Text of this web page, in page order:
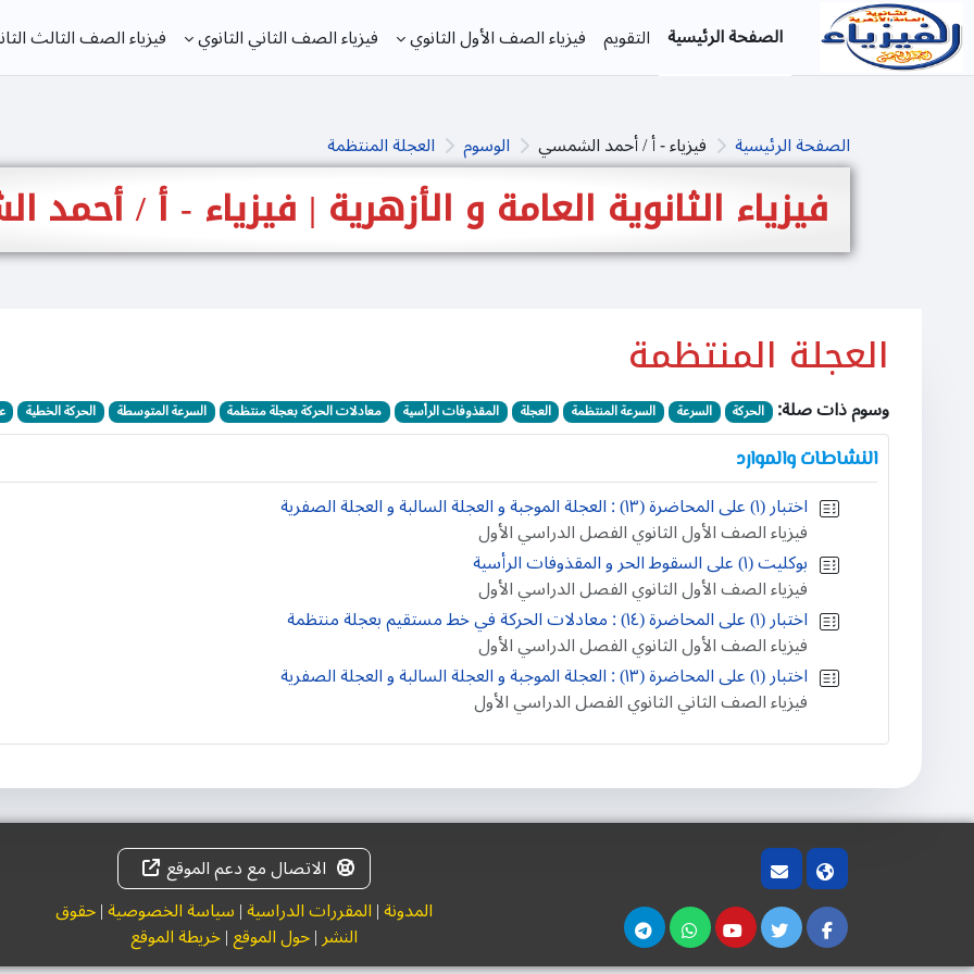
تخطى إلى المحتوى الرئيسي
الصفحة الرئيسية التقويم فيزياء الصف الأول الثانوي فيزياء الصف الثاني الثانوي فيزياء الصف الثالث
الصفحة الرئيسية فيزياء - أ / أحمد الشمسي الوسوم العجلة المنتظمة
فيزياء الثانوية العامة و الأزهرية | فيزياء - أ /
العجلة المنتظمة
وسوم ذات صلة: الحركة السرعة السرعة المنتظمة العجلة المقذوفات الرأسية معادلات الحركة بعجلة منتظمة السرعة المتوسطة الحركة الخطية
النشاطات والموارد
اختبار (١) على المحاضرة (١٣) : العجلة الموجبة و العجلة السالبة و العجلة الصفرية
فيزياء الصف الأول الثانوي الفصل الدراسي الأول
بوكليت (١) على السقوط الحر و المقذوفات الرأسية
فيزياء الصف الأول الثانوي الفصل الدراسي الأول
اختبار (١) على المحاضرة (١٤) : معادلات الحركة في خط مستقيم بعجلة منتظمة
فيزياء الصف الأول الثانوي الفصل الدراسي الأول
اختبار (١) على المحاضرة (١٣) : العجلة الموجبة و العجلة السالبة و العجلة الصفرية
فيزياء الصف الثاني الثانوي الفصل الدراسي الأول
الاتصال مع دعم الموقع
المدونة|المقررات الدراسية|سياسة الخصوصية|حقوق
النشر|حول الموقع|خريطة الموقع